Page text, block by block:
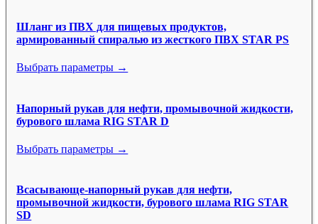
Шланг из ПВХ для пищевых продуктов,
армированный спиралью из жесткого ПВХ STAR PS
Выбрать параметры →
Напорный рукав для нефти, промывочной жидкости,
бурового шлама RIG STAR D
Выбрать параметры →
Всасывающе-напорный рукав для нефти,
промывочной жидкости, бурового шлама RIG STAR
SD